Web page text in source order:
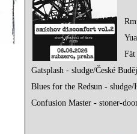
Fät
Gatsplash - sludge/České
Blues for the Redsun - sludge/
Confusion Master - stoner-